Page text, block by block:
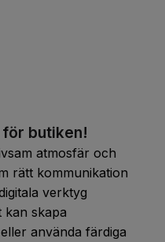
butiken!
atmosfär och
rätt kommunikation
verktyg
skapa
använda färdiga